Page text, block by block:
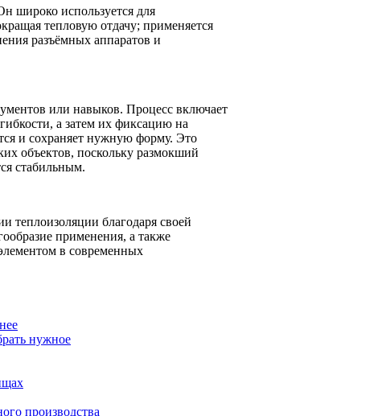
широко используется для
тепловую отдачу; применяется
разъёмных аппаратов и
или навыков. Процесс включает
а затем их фиксацию на
и сохраняет нужную форму. Это
объектов, поскольку размокший
стабильным.
теплоизоляции благодаря своей
применения, а также
в современных
нужное
производства